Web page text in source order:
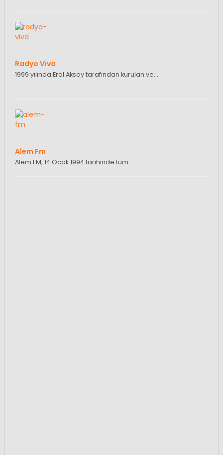
Radyo Viva
1999 yılında Erol Aksoy tarafından kurulan ve…
Alem Fm
Alem FM, 14 Ocak 1994 tarihinde tüm…